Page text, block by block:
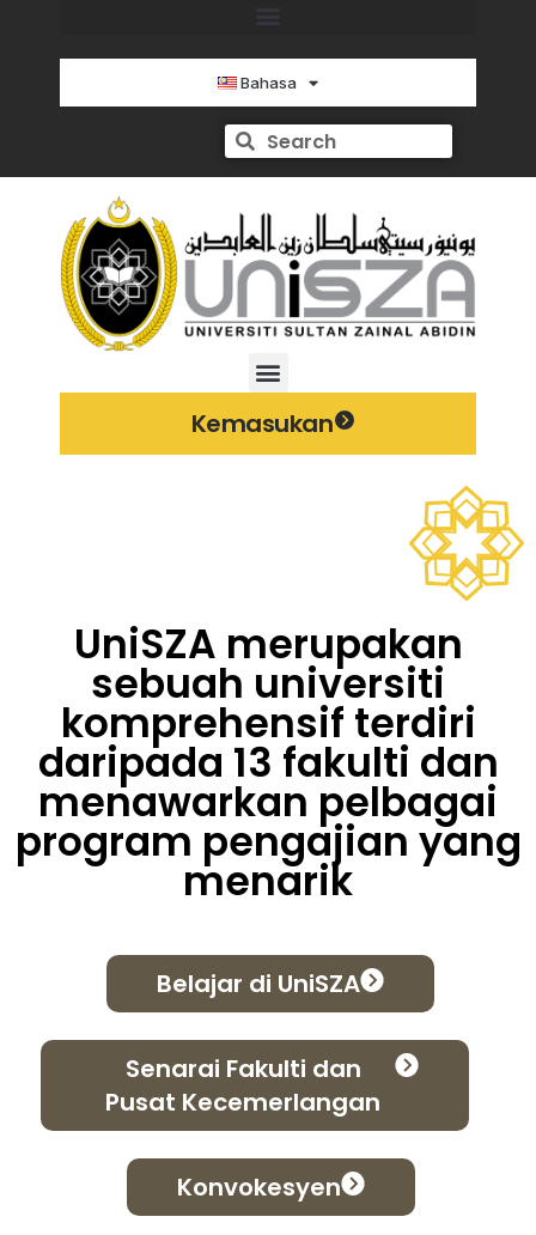
Bahasa
Kemasukan
UniSZA merupakan
sebuah universiti
komprehensif terdiri
daripada 13 fakulti dan
menawarkan pelbagai
program pengajian yang
menarik
Belajar di UniSZA
Senarai Fakulti dan
Pusat Kecemerlangan
Konvokesyen